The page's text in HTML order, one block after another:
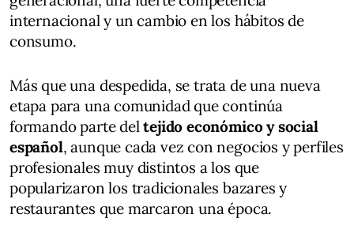
internacional y un cambio en los hábitos de
consumo.
Más que una despedida, se trata de una nueva
etapa para una comunidad que continúa
formando parte deltejido económico y social
español, aunque cada vez con negocios y perfiles
profesionales muy distintos a los que
popularizaron los tradicionales bazares y
restaurantes que marcaron una época.